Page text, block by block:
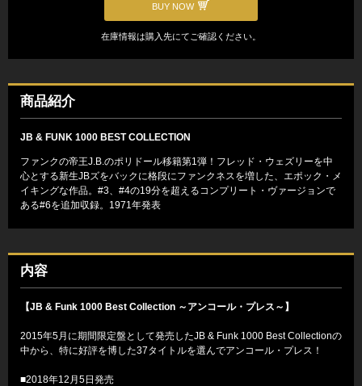
BUY NOW
在庫情報は購入先にてご確認ください。
商品紹介
JB & FUNK 1000 BEST COLLECTION
ファンクの帝王J.B.のポリドール移籍第1弾！フレッド・ウェズリーを中
心とする新生JBズをバックに格段にファンクネスを増した、エポック・メ
イキングな作品。#3、#4の19分を超えるコンプリート・ヴァージョンで
ある#6を追加収録。1971年発表
内容
【JB & Funk 1000 Best Collection ～アンコール・プレス～】
2015年5月に期間限定盤として発売したJB & Funk 1000 Best Collectionの
中から、特に好評を博した37タイトルを選んでアンコール・プレス！
■2018年12月5日発売